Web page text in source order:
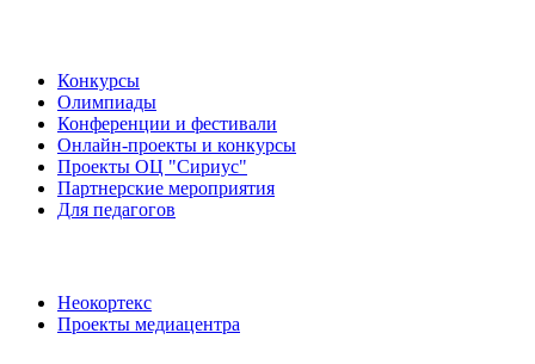
Конкурсы
Олимпиады
Конференции и фестивали
Онлайн-проекты и конкурсы
Проекты ОЦ "Сириус"
Партнерские мероприятия
Для педагогов
Неокортекс
Проекты медиацентра